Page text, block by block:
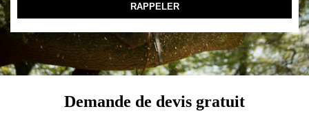
Demande de devis gratuit